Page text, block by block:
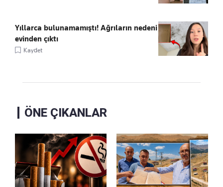
Yıllarca bulunamamıştı! Ağrıların nedeni
evinden çıktı
Kaydet
ÖNE ÇIKANLAR